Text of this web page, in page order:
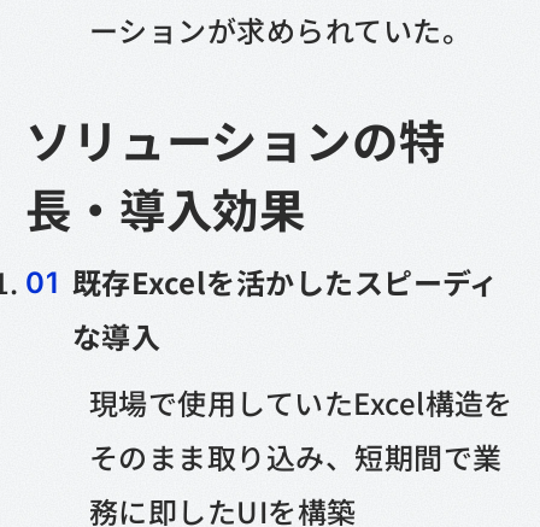
ーションが求められていた。
ソリューションの特
長・導入効果
既存Excelを活かしたスピーディ
な導入
現場で使用していたExcel構造を
そのまま取り込み、短期間で業
務に即したUIを構築